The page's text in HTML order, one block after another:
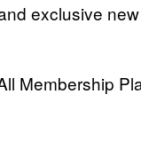
exclusive new
Membership